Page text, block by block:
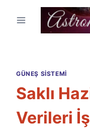
GÜNEŞ SISTEMI
Saklı
Verileri